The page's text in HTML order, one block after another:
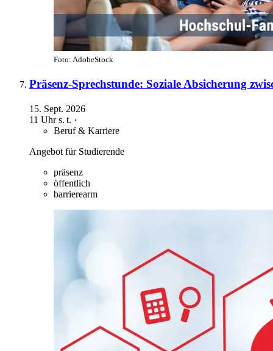
Foto: AdobeStock
Präsenz-Sprechstunde: Soziale Absicherung
15. Sept. 2026
11 Uhrs. t. ·
Beruf & Karriere
Angebot für Studierende
präsenz
öffentlich
barrierearm